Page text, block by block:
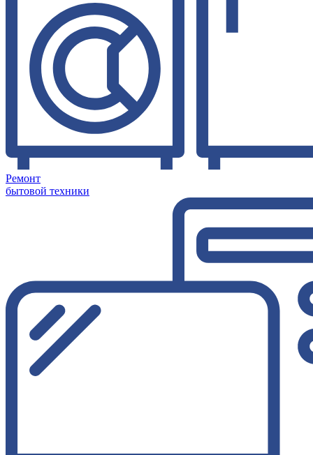
Ремонт
бытовой техники